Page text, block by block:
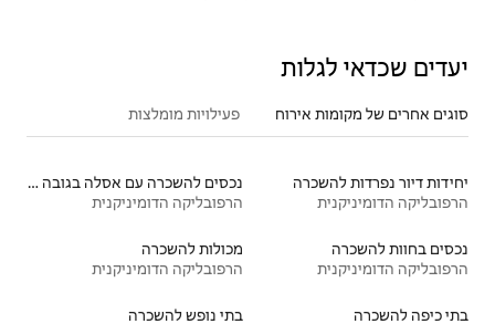
פעילויות מומלצות
הרפובליקה הדומיניקנית
מכולות להשכרה
הרפובליקה הדומיניקנית
בתי נופש להשכרה